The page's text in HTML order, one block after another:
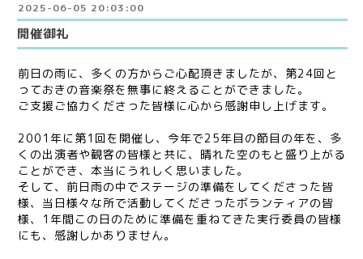
2025-06-05 20:03:00
開催御礼
前日の雨に、多くの方からご心配頂きましたが、第24回と
っておきの音楽祭を無事に終えることができました。
ご支援ご協力くださった皆様に心から感謝申し上げます。
2001年に第1回を開催し、今年で25年目の節目の年を、多
くの出演者や観客の皆様と共に、晴れた空のもと盛り上がる
ことができ、本当にうれしく思いました。
そして、前日雨の中でステージの準備をしてくださった皆
様、当日様々な所で活動してくださったボランティアの皆
様、1年間この日のために準備を重ねてきた実行委員の皆様
にも、感謝しかありません。